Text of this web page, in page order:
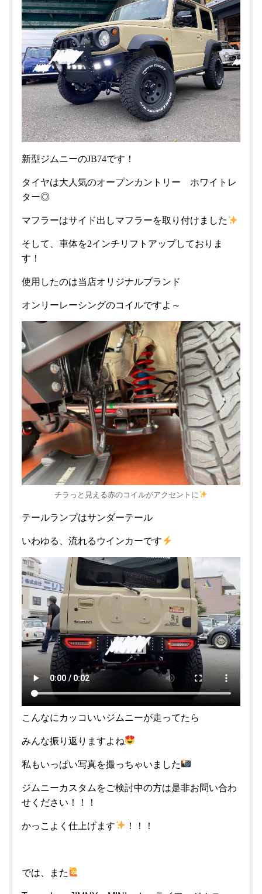
新型ジムニーのJB74です！
タイヤは大人気のオープンカントリー ホワイトレ
ター◎
マフラーはサイド出しマフラーを取り付けました
そして、車体を2インチリフトアップしておりま
す！
使用したのは当店オリジナルブランド
オンリーレーシングのコイルですよ～
チラっと見える赤のコイルがアクセントに
テールランプはサンダーテール
いわゆる、流れるウインカーです
こんなにカッコいいジムニーが走ってたら
みんな振り返りますよね
私もいっぱい写真を撮っちゃいました
ジムニーカスタムをご検討中の方は是非お問い合わ
せください！！！
かっこよく仕上げます ！！！
では、また